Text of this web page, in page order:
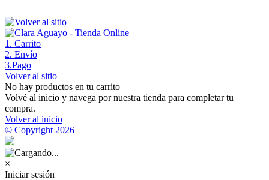
1 . Carrito
2. Envío
3.Pago
Volver al sitio
No hay productos en tu carrito
Volvé al inicio y navega por nuestra tienda para completar tu
compra.
Volver al inicio
© Copyright 2026
×
Iniciar sesión